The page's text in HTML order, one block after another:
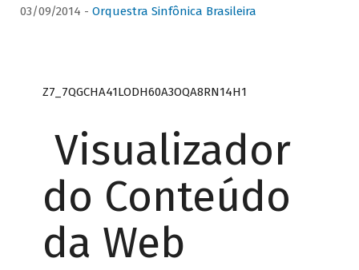
03/09/2014 - Orquestra Sinfônica Brasileira
Z7_7QGCHA41LODH60A3OQA8RN14H1
Visualizador
do Conteúdo
da Web